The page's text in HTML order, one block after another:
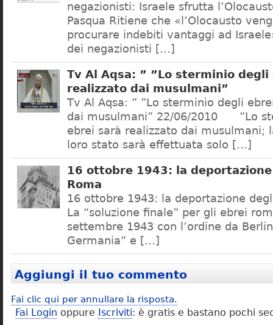
negazionisti: Israele sfrutta
Pasqua Ritiene che «l’Olocausto
procurare indebiti vantaggi ad
dei negazionisti […]
Tv Al Aqsa: ” ”Lo sterminio degli
realizzato dai musulmani”
Tv Al Aqsa: ” ”Lo sterminio degli
dai musulmani” 22/06/2010 ”Lo
ebrei sarà realizzato dai musulmani;
loro stato sarà effettuata solo […]
16 ottobre 1943: la
Roma
16 ottobre 1943: la deportazione
La “soluzione finale” per gli ebrei
settembre 1943 con l’ordine da
Germania” e […]
Aggiungi il tuo commento
Fai clic qui per annullare la risposta.
Fai Login oppure Iscriviti: è gratis e bastano pochi